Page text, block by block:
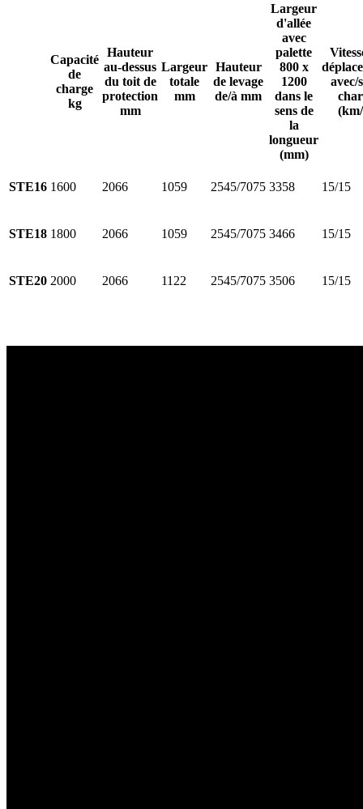
Capacité
de
charge
kg
Hauteur
au-dessus
du toit de
protection
mm
Largeur
totale
mm
Hauteur
de levage
de/à mm
Largeur
d'allée
avec
palette
800 x
1200
dans le
sens de
la
longueur
(mm)
avec/
STE16 1600 2066 1059 2545/7075 3358 15/15
STE18 1800 2066 1059 2545/7075 3466 15/15
STE20 2000 2066 1122 2545/7075 3506 15/15